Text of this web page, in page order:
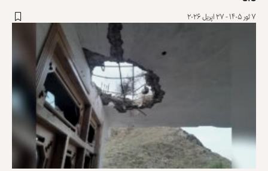
۷ ثور ۱۴۰۵ - ۲۷ اپریل ۲۰۲۶